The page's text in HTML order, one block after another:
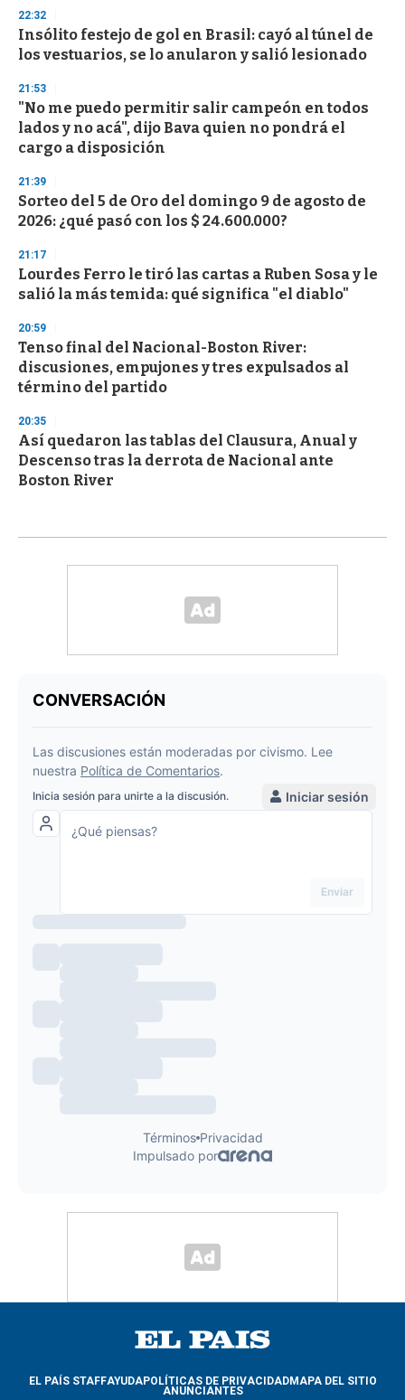
22:32
Insólito festejo de gol en Brasil: cayó al túnel de
los vestuarios, se lo anularon y salió lesionado
21:53
"No me puedo permitir salir campeón en todos
lados y no acá", dijo Bava quien no pondrá el
cargo a disposición
21:39
Sorteo del 5 de Oro del domingo 9 de agosto de
2026: ¿qué pasó con los $ 24.600.000?
21:17
Lourdes Ferro le tiró las cartas a Ruben Sosa y le
salió la más temida: qué significa "el diablo"
20:59
Tenso final del Nacional-Boston River:
discusiones, empujones y tres expulsados al
término del partido
20:35
Así quedaron las tablas del Clausura, Anual y
Descenso tras la derrota de Nacional ante
Boston River
EL PAÍS STAFFAYUDAPOLÍTICAS DE PRIVACIDADMAPA DEL SITIO
ANUNCIANTES